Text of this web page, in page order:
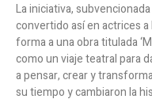
La iniciativa,
convertido así en actrices
forma a una obra titulada
como un viaje teatral para
a pensar, crear y
su tiempo y cambiaron la